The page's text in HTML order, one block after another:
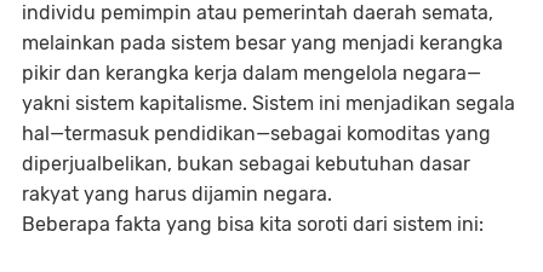
individu pemimpin atau pemerintah daerah semata,
melainkan pada sistem besar yang menjadi kerangka
pikir dan kerangka kerja dalam mengelola negara—
yakni sistem kapitalisme. Sistem ini menjadikan segala
hal—termasuk pendidikan—sebagai komoditas yang
diperjualbelikan, bukan sebagai kebutuhan dasar
rakyat yang harus dijamin negara.
Beberapa fakta yang bisa kita soroti dari sistem ini: